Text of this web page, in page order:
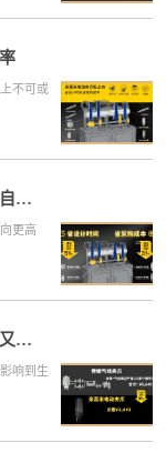
不可或
告别气动，迎接电动！米思米电动夹爪助力自动化升级
更高
电动夹爪哪家强？米思米电驱新品省时省心又省钱！
响到生